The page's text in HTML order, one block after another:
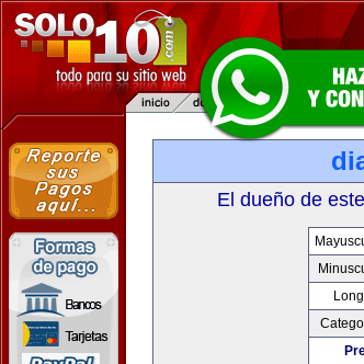
El dueño de